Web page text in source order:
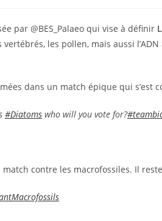
par @BES_Palaeo qui vise à définir
les pollen, mais aussi
dans un match épique qui s’est
#Diatoms who will you vote for?
contre les macrofossiles. Il